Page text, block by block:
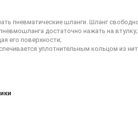
пневматические шланги. Шланг
достаточно нажать на втулку;
его поверхности;
уплотнительным кольцом из